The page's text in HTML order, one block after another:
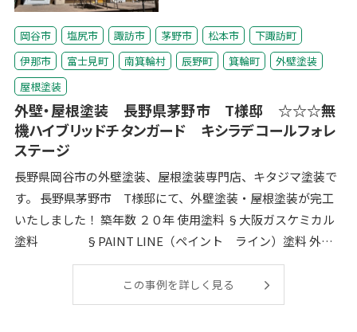
岡谷市 塩尻市 諏訪市 茅野市 松本市
下諏訪町
伊那市
富士見町 南箕輪村 辰野町 箕輪町
外壁塗装
屋根塗装
外壁・屋根塗装 長野県茅野市 T様邸 ☆☆☆無
機ハイブリッドチタンガード キシラデコールフォレ
ステージ
長野県岡谷市の外壁塗装、屋根塗装専門店、キタジマ塗装で
す。 長野県茅野市 T様邸にて、外壁塗装・屋根塗装が完工
いたしました！ 築年数 ２０年 使用塗料 §大阪ガスケミカル
塗料 §PAINT LINE（ペイント ライン）塗料 外
この事例を詳しく見る